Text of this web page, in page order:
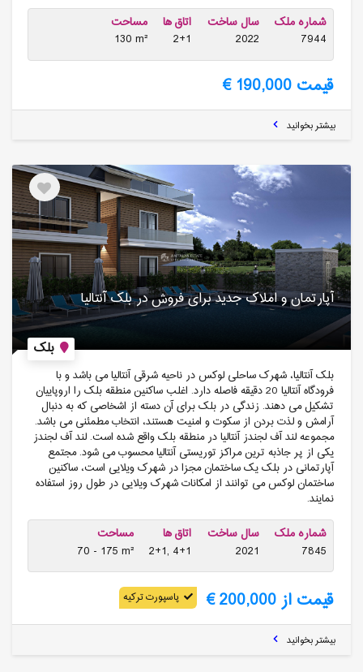
شماره ملک
7944
سال ساخت
2022
اتاق ها
2+1
مساحت
130 m²
قیمت 190,000 €
بیشتر بخوانید
آپارتمان و املاک جدید برای فروش در بلک آنتالیا
بلک
بلک آنتالیا، شهرک ساحلی لوکس در ناحیه شرقی آنتالیا می باشد و با
فرودگاه آنتالیا 20 دقیقه فاصله دارد. اغلب ساکنین منطقه بلک را اروپاییان
تشکیل می دهند. زندگی در بلک برای آن دسته از اشخاصی که به دنبال
آرامش و لذت بردن از سکوت و امنیت هستند، انتخاب مطمئنی می باشد.
مجموعه لند آف لجندز آنتالیا در منطقه بلک واقع شده است. لند آف لجندز
یکی از پر جاذبه ترین مراکز توریستی آنتالیا محسوب می شود. مجتمع
آپارتمانی در بلک یک ساختمان مجزا در شهرک ویلایی است، ساکنین
ساختمان لوکس می توانند از امکانات شهرک ویلایی در طول روز استفاده
نمایند.
شماره ملک
7845
سال ساخت
2021
اتاق ها
2+1, 4+1
مساحت
70 - 175 m²
قیمت از 200,000 € پاسپورت ترکیه
بیشتر بخوانید